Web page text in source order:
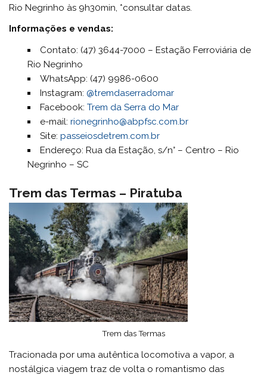
Rio Negrinho às 9h30min, *consultar datas.
Informações e vendas:
Contato: (47) 3644-7000 – Estação Ferroviária de
Rio Negrinho
WhatsApp: (47) 9986-0600
Instagram: @tremdaserradomar
Facebook: Trem da Serra do Mar
e-mail: rionegrinho@abpfsc.com.br
Site: passeiosdetrem.com.br
Endereço: Rua da Estação, s/n° – Centro – Rio
Negrinho – SC
Trem das Termas – Piratuba
Trem das Termas
Tracionada por uma autêntica locomotiva a vapor, a
nostálgica viagem traz de volta o romantismo das